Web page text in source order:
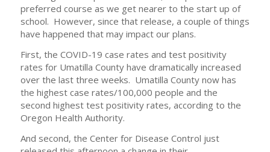
preferred course as we get nearer to the start up of
school. However, since that release, a couple of things
have happened that may impact our plans.
First, the COVID-19 case rates and test positivity
rates for Umatilla County have dramatically increased
over the last three weeks. Umatilla County now has
the highest case rates/100,000 people and the
second highest test positivity rates, according to the
Oregon Health Authority.
And second, the Center for Disease Control just